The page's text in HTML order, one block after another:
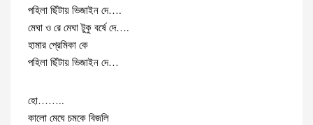
পহিলা ছিঁটায় ভিজাইন দে….
মেঘা ও রে মেঘা টুকু বর্ষে দে….
হামার প্রেমিকা কে
পহিলা ছিঁটায় ভিজাইন দে…
হো……..
কালো মেঘে চমকে বিজলি